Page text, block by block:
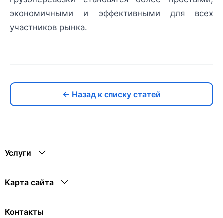
экономичными и эффективными для всех
участников рынка.
← Назад к списку статей
Услуги
Карта сайта
Контакты